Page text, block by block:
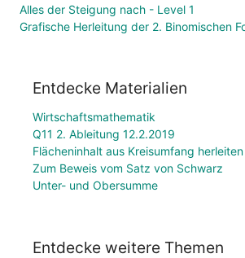
Alles der Steigung nach - Level 1
Grafische Herleitung der 2. Binomischen
Entdecke Materialien
Wirtschaftsmathematik
Q11 2. Ableitung 12.2.2019
Flächeninhalt aus Kreisumfang herleiten
Zum Beweis vom Satz von Schwarz
Unter- und Obersumme
Entdecke weitere Themen